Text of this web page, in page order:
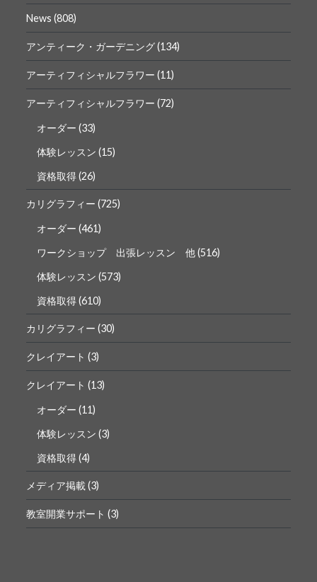
ー
ル
を
Facebook
で
表
示
ー
ル
を
Instagram
で
表
示
News (808)
アンティーク・ガーデニング(134)
アーティフィシャルフラワー (11)
アーティフィシャルフラワー (72)
オーダー (33)
体験レッスン (15)
資格取得(26)
カリグラフィー (725)
オーダー (461)
ワークショップ 出張レッスン 他(516)
体験レッスン (573)
資格取得(610)
カリグラフィー (30)
クレイアート (3)
クレイアート (13)
オーダー (11)
体験レッスン (3)
資格取得(4)
メディア掲載 (3)
教室開業サポート (3)